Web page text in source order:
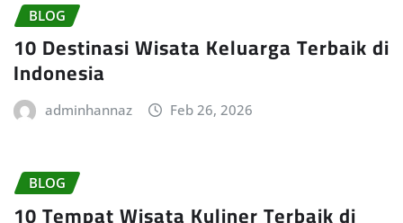
BLOG
10 Destinasi Wisata Keluarga Terbaik di
Indonesia
adminhannaz Feb 26, 2026
BLOG